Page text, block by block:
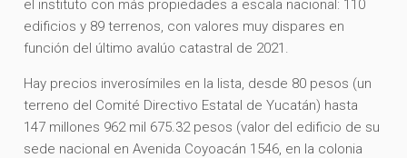
el instituto con más propiedades a escala nacional: 110
edificios y 89 terrenos, con valores muy dispares en
función del último avalúo catastral de 2021.
Hay precios inverosímiles en la lista, desde 80 pesos (un
terreno del Comité Directivo Estatal de Yucatán) hasta
147 millones 962 mil 675.32 pesos (valor del edificio de su
sede nacional en Avenida Coyoacán 1546, en la colonia